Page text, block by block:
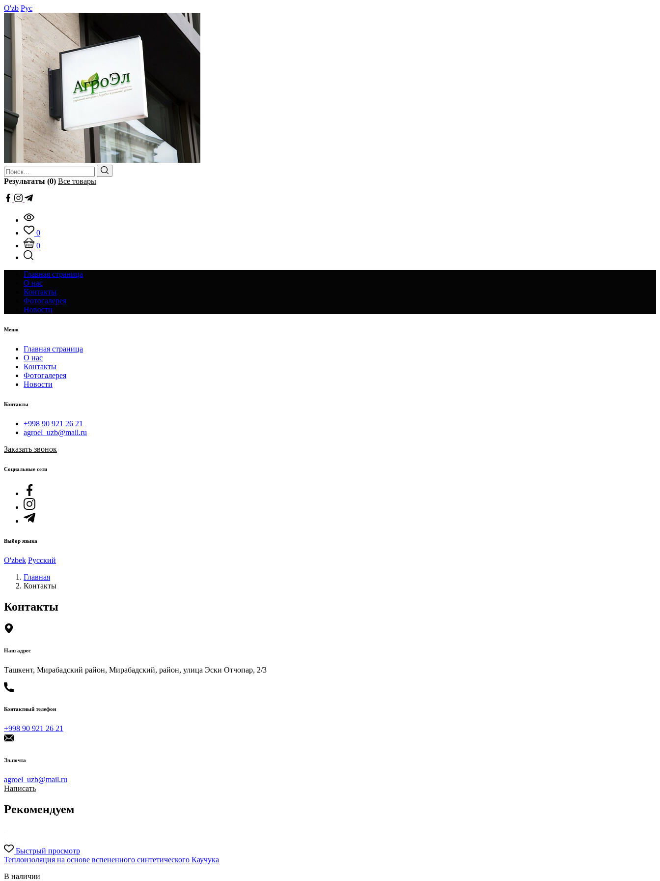
O'zb Рус
Результаты (0) Все товары
0
0
Главная страница
О нас
Контакты
Фотогалерея
Новости
Меню
Главная страница
О нас
Контакты
Фотогалерея
Новости
Контакты
+998 90 921 26 21
agroel_uzb@mail.ru
Заказать звонок
Социальные сети
Выбор языка
O'zbek Русский
Главная
Контакты
Контакты
Наш адрес
Ташкент, Мирабадский район, Мирабадский, район, улица Эски Отчопар, 2/3
Контактный телефон
+998 90 921 26 21
Эл.почта
agroel_uzb@mail.ru
Написать
Рекомендуем
Быстрый просмотр
Теплоизоляция на основе вспененного синтетического Каучука
В наличии